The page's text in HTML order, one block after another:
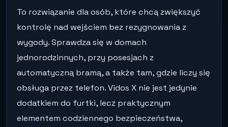
To rozwiązanie dla osób, które chcą zwiększyć
kontrolę nad wejściem bez rezygnowania z
wygody. Sprawdza się w domach
jednorodzinnych, przy posesjach z
automatyczną bramą, a także tam, gdzie liczy się
obsługa przez telefon. Vidos X nie jest jedynie
dodatkiem do furtki, lecz praktycznym
elementem codziennego bezpieczeństwa,